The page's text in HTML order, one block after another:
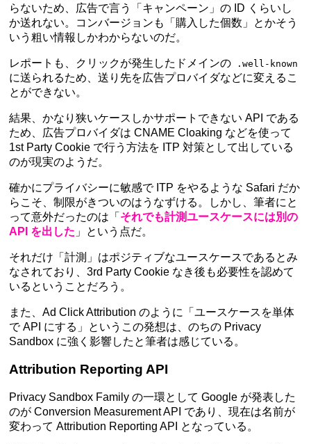
らないため、広告で言う「キャンペーン」の ID くらいし
か送れない。コンバージョンも「購入した個数」とかそう
いう粗い情報しかわからないのだ。
レポートも、クリックが発生したドメインの .well-known
に送られるため、送り先を広告プロバイダなどに変えるこ
とができない。
結果、かなり狭いケースしかサポートできない API である
ため、広告プロバイダは CNAME Cloaking などを使って
1st Party Cookie で行う方法を ITP 対策として出している
のが現実のようだ。
確かにプライバシーに敏感で ITP をやるような Safari だか
らこそ、制限がきついのはうなずける。しかし、筆者にと
って意外だったのは「 それでも計測ユースケースには別の
API を出した 」という点だ。
それだけ「計測」はポジティブなユースケースであるとみ
なされており、3rd Party Cookie なき後も必要性を認めて
いるということだろう。
また、Ad Click Attribution のように「ユースケースを単体
で API にする」というこの発想は、のちの Privacy
Sandbox に強く影響したと筆者は感じている。
Attribution Reporting API
Privacy Sandbox Family の一環として Google が発表した
のが Conversion Measurement API であり、現在は名前が
変わって Attribution Reporting API となっている。